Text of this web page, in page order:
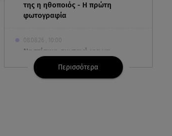
της η ηθοποιός - Η πρώτη
φωτογραφία
08.08.26 , 10:00
Νηστίσιμη συνταγή για να
φτιάξετε χαλβά με σοκολάτα και
πορτοκάλι
Περισσότερα